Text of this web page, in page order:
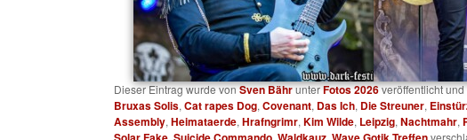
Dieser Eintrag wurde vonSven BährunterFotos 2026veröffentlicht
Bruxas Solis, Cat rapes Dog, Covenant, Das Ich, Die Streuner,
Assembly, Heimataerde, Hrafngrimr, Kim Wilde, Leipzig, Nachtmahr,
, , ,